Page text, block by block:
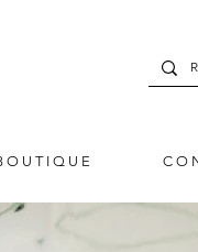
O U T I Q U E C O